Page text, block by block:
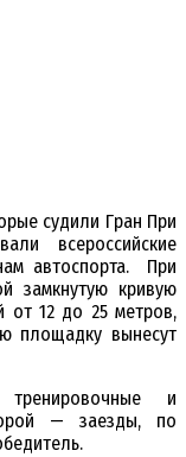
судили Гран При
всероссийские
автоспорта. При
замкнутую кривую
от 12 до 25 метров,
площадку вынесут
и
— заезды, по